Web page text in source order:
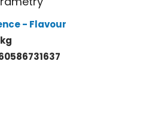
- Flavour